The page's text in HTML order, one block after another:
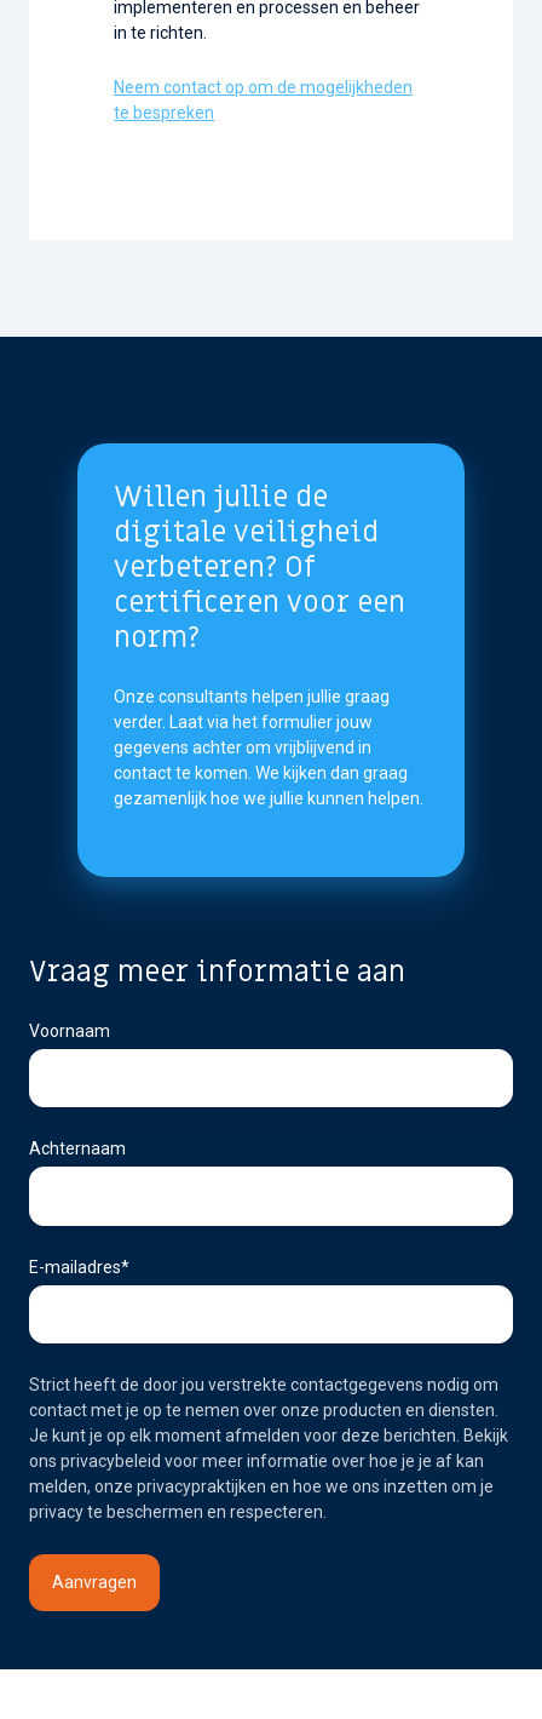
implementeren en processen en beheer
in te richten.
Neem contact op om de mogelijkheden
te bespreken
Willen jullie de
digitale veiligheid
verbeteren? Of
certificeren voor een
norm?
Onze consultants helpen jullie graag
verder. Laat via het formulier jouw
gegevens achter om vrijblijvend in
contact te komen. We kijken dan graag
gezamenlijk hoe we jullie kunnen helpen.
Vraag meer informatie aan
Voornaam
Achternaam
E-mailadres*
Strict heeft de door jou verstrekte contactgegevens nodig om
contact met je op te nemen over onze producten en diensten.
Je kunt je op elk moment afmelden voor deze berichten. Bekijk
ons privacybeleid voor meer informatie over hoe je je af kan
melden, onze privacypraktijken en hoe we ons inzetten om je
privacy te beschermen en respecteren.